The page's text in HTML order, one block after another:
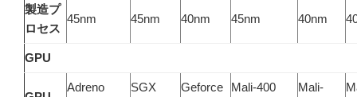
製造プ
ロセス
45nm 45nm 40nm 45nm 40nm
GPU
Adreno
SGX
Geforce
Mali-400
Mali-